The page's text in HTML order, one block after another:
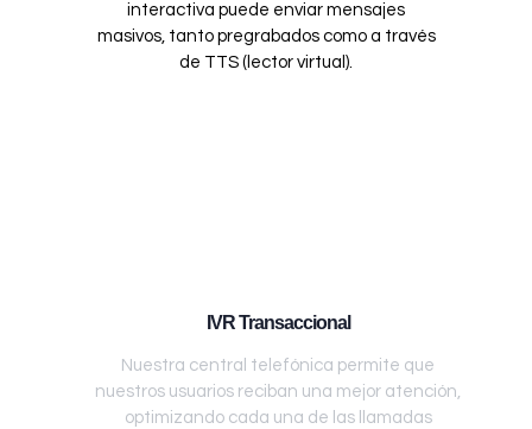
interactiva puede enviar mensajes
masivos, tanto pregrabados como a través
de TTS (lector virtual).
IVR Transaccional
Nuestra central telefónica permite que
nuestros usuarios reciban una mejor atención,
optimizando cada una de las llamadas